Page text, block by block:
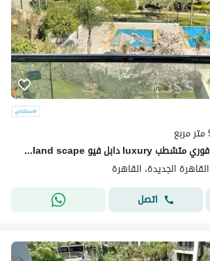
شقه دور متكرر استلام فوري متشطب luxury دابل فيو pool+land scape تقسيمه رائعه باسهل خطط سداد بدون ضغط وتقسيط ع اطول عدد سنوات الرحاب-سوان ليك-كريك تاون
الجديدة، القاهرة
اتصل